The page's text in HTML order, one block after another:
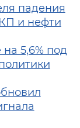
падения
и нефти
5,6% под